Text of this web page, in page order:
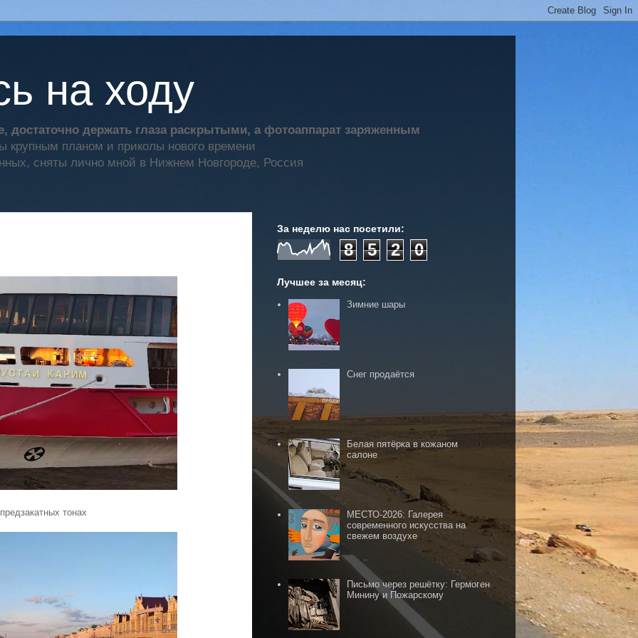
на ходу
достаточно держать глаза раскрытыми, а фотоаппарат заряженным
крупным планом и приколы нового времени
сняты лично мной в Нижнем Новгороде, Россия
тонах
За неделю нас посетили:
8 5 2 0
Лучшее за месяц:
Зимние шары
Снег продаётся
Белая пятёрка в кожаном
салоне
МЕСТО-2026: Галерея
современного искусства на
свежем воздухе
Письмо через решётку: Гермоген
Минину и Пожарскому